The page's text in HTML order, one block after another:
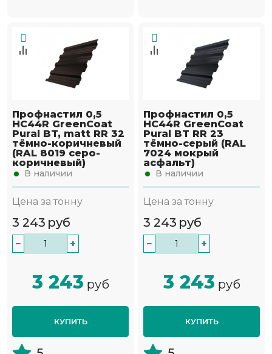
Профнастил 0,5
НС44R GreenCoat
Pural BT, matt RR 32
тёмно-коричневый
(RAL 8019 серо-
коричневый)
В наличии
Цена за тонну
3 243 руб
− +
3 243 руб
КУПИТЬ
Профнастил 0,5
НС44R GreenCoat
Pural BT RR 23
тёмно-серый (RAL
7024 мокрый
асфальт)
В наличии
Цена за тонну
3 243 руб
− +
3 243 руб
КУПИТЬ